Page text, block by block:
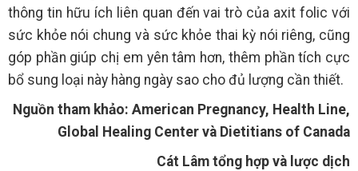
thông tin hữu ích liên quan đến vai trò của axit folic với
sức khỏe nói chung và sức khỏe thai kỳ nói riêng, cũng
góp phần giúp chị em yên tâm hơn, thêm phần tích cực
bổ sung loại này hàng ngày sao cho đủ lượng cần thiết.
Nguồn tham khảo: American Pregnancy, Health Line,
Global Healing Center và Dietitians of Canada
Cát Lâm tổng hợp và lược dịch